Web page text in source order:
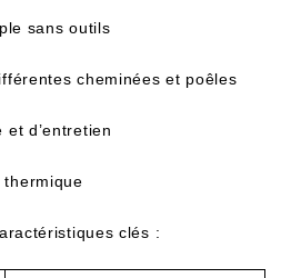
sans outils
cheminées et poêles
d’entretien
thermique
clés :